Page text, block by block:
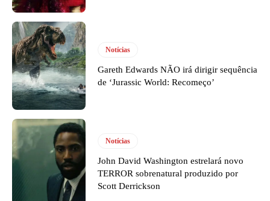
Notícias
Gareth Edwards NÃO irá dirigir sequência
de ‘Jurassic World: Recomeço’
Notícias
John David Washington estrelará novo
TERROR sobrenatural produzido por
Scott Derrickson